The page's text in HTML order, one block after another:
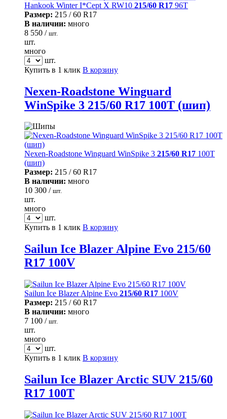
Hankook Winter I*Cept X RW10 215/60 R17 96T
Размер: 215 / 60 R17
В наличии: много
8 550 / шт.
шт.
много
шт.
Купить в 1 клик В корзину
Nexen-Roadstone Winguard
WinSpike 3 215/60 R17 100T (шип)
Nexen-Roadstone Winguard WinSpike 3 215/60 R17 100T
(шип)
Размер: 215 / 60 R17
В наличии: много
10 300 / шт.
шт.
много
шт.
Купить в 1 клик В корзину
Sailun Ice Blazer Alpine Evo 215/60
R17 100V
Sailun Ice Blazer Alpine Evo 215/60 R17 100V
Размер: 215 / 60 R17
В наличии: много
7 100 / шт.
шт.
много
шт.
Купить в 1 клик В корзину
Sailun Ice Blazer Arctic SUV 215/60
R17 100T